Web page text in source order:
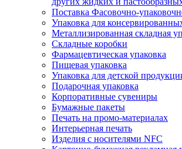
Поставка Фасовочно-
Упаковка для
Металлизированная складная
Складные коробки
Фармацевтическая упаковка
Пищевая упаковка
Упаковка для детской
Подарочная упаковка
Корпоративные сувениры
Бумажные пакеты
Печать на промо-материалах
Интерьерная печать
Изделия с носителями NFC